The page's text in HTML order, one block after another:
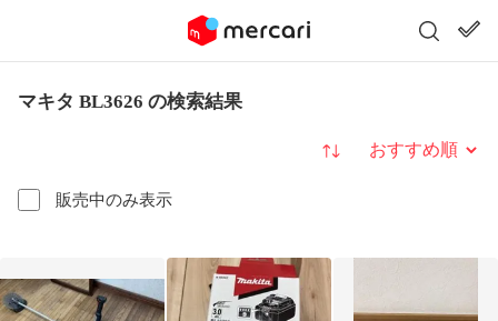
マキタ BL3626 の検索結果
販売中のみ表示
並び替え